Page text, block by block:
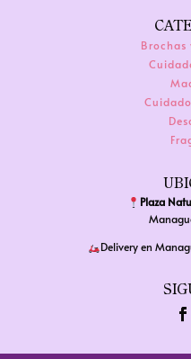
se
en
la
de
Brochas
Plaza
Delivery en